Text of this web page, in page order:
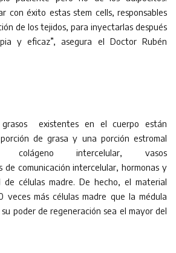
con éxito estas stem cells, responsables
de los tejidos, para inyectarlas después
y eficaz”, asegura el Doctor Rubén
grasos existentes en el cuerpo están
de grasa y una porción estromal
colágeno intercelular, vasos
de comunicación intercelular, hormonas y
células madre. De hecho, el material
veces más células madre que la médula
poder de regeneración sea el mayor del